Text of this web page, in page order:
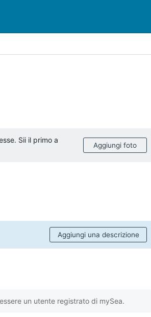
Sii il primo a
Aggiungi foto
Aggiungi una descrizione
un utente registrato di mySea.